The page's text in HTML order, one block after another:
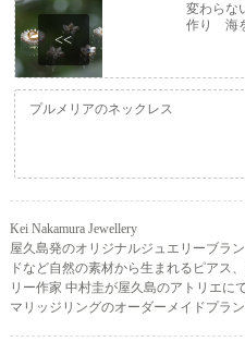
<<
変わらな
作り 海
プルメリアのネックレス
Kei Nakamura Jewellery
屋久島発のオリジナルジュエリーブラ
ドなど自然の素材から生まれるピアス
リー作家 中村圭が屋久島のアトリエに
マリッジリングのオーダーメイドプラ